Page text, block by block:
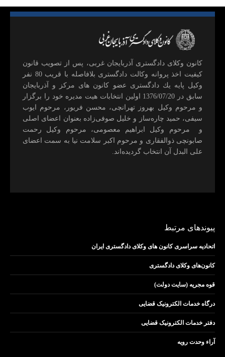
كانون وكلای دادگستری آذربايجان غربی، پس از تصويب قانون
كيفيت اخذ پروانه وكالت دادگستری بلافاصله با قريب 80 نفر
وكيل پايه يك دادگستری عضو كانون های مركز و آذربايجان
سابق در 1376/07/20 اولين انتخابات هيت مديره خود را برگزار
و مرحوم وکیل بهروز تهرانچی، محسن فريور، مرحوم ايوب
سيفی، حميد چاره‌ساز و خليل صوفی‌زاده بعنوان اعضای اصلی
و مرحوم وکیل ابراهيم معصومی، مرحوم وکیل رحمت
صابونچی ذوالفقاری و مرحوم اكبر سلامت نيا به سمت اعضای
علی البدل آن انتخاب گرديده‌اند.
پیوندهای مرتبط
اتحادیه سراسری کانون های وکلای دادگستری ایران
کانون‌های وکلای دادگستری
قوه مجریه (سایت دولت)
درگاه خدمات الکترونیک قضایی
دفتر خدمات الکترونیک قضایی
آراء وحدت رویه